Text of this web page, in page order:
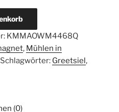
KMMAOWM4468Q
, Mühlen in
Schlagwörter: Greetsiel,
(0)